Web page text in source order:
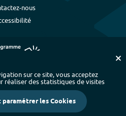
nous
Index alphabétique
-
- Paramétrer les cookies
Crédits
sur ce site, vous acceptez
réaliser des statistiques de visites
paramétrer les Cookies